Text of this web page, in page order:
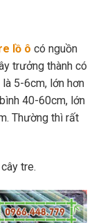
lồ ô có nguồn
trưởng thành có
5-6cm, lớn hơn
40-60cm, lớn
Thường thì rất
tre.